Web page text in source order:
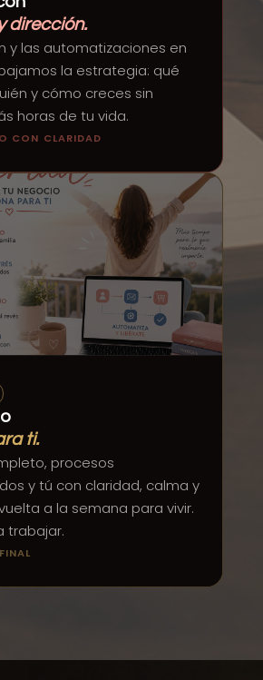
dirección.
y las automatizaciones en
la estrategia: qué
y cómo creces sin
horas de tu vida.
CON CLARIDAD
ti.
procesos
y tú con claridad, calma y
a la semana para vivir.
trabajar.